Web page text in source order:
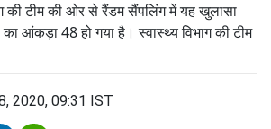
की टीम की ओर से रैंडम सैंपलिंग में यह खुलासा
आंकड़ा 48 हो गया है। स्वास्थ्य विभाग की टीम
2020, 09:31 IST